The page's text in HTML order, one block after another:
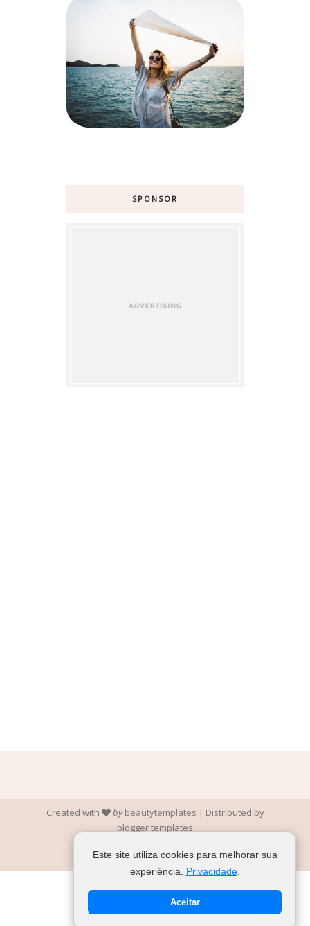
SPONSOR
Este site utiliza cookies para melhorar sua
experiência. Privacidade.
Aceitar
Created with by beautytemplates | Distributed by
blogger templates